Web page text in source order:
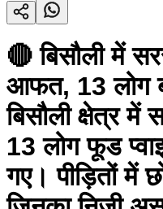
🔴 बिसौली में
आफत, 13 लोग
बिसौली क्षेत्र
13 लोग फूड
गए। पीड़ितों में